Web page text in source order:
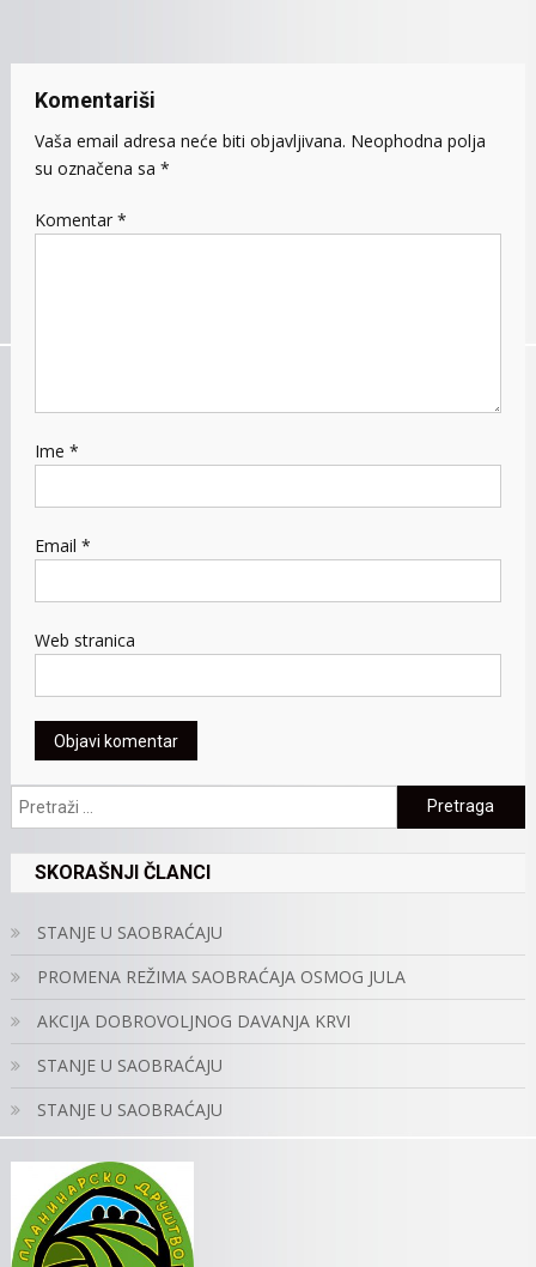
Komentariši
Vaša email adresa neće biti objavljivana. Neophodna polja
su označena sa *
Komentar *
Ime *
Email *
Web stranica
Pretraga:
SKORAŠNJI ČLANCI
STANJE U SAOBRAĆAJU
PROMENA REŽIMA SAOBRAĆAJA OSMOG JULA
AKCIJA DOBROVOLJNOG DAVANJA KRVI
STANJE U SAOBRAĆAJU
STANJE U SAOBRAĆAJU